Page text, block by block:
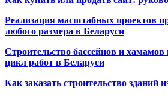
Реализация масштабных проектов
любого размера в Беларуси
Строительство бассейнов и
цикл работ в Беларуси
Как заказать строительство зданий